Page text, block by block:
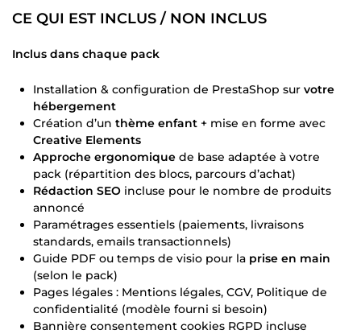
CE QUI EST INCLUS / NON INCLUS
Inclus dans chaque pack
Installation & configuration de PrestaShop sur votre
hébergement
Création d’un thème enfant + mise en forme avec
Creative Elements
Approche ergonomique de base adaptée à votre
pack (répartition des blocs, parcours d’achat)
Rédaction SEO incluse pour le nombre de produits
annoncé
Paramétrages essentiels (paiements, livraisons
standards, emails transactionnels)
Guide PDF ou temps de visio pour la prise en main
(selon le pack)
Pages légales : Mentions légales, CGV, Politique de
confidentialité (modèle fourni si besoin)
Bannière consentement cookies RGPD incluse